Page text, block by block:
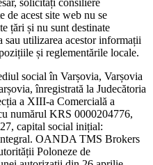
solicitați consiliere
de acest site web nu se
țări și nu sunt destinate
utilizarea acestor informații
și reglementările locale.
social în Varșovia, Varșovia
înregistrată la Judecătoria
a XIII-a Comercială a
numărul KRS 0000204776,
capital social inițial:
OANDA TMS Brokers
Poloneze de